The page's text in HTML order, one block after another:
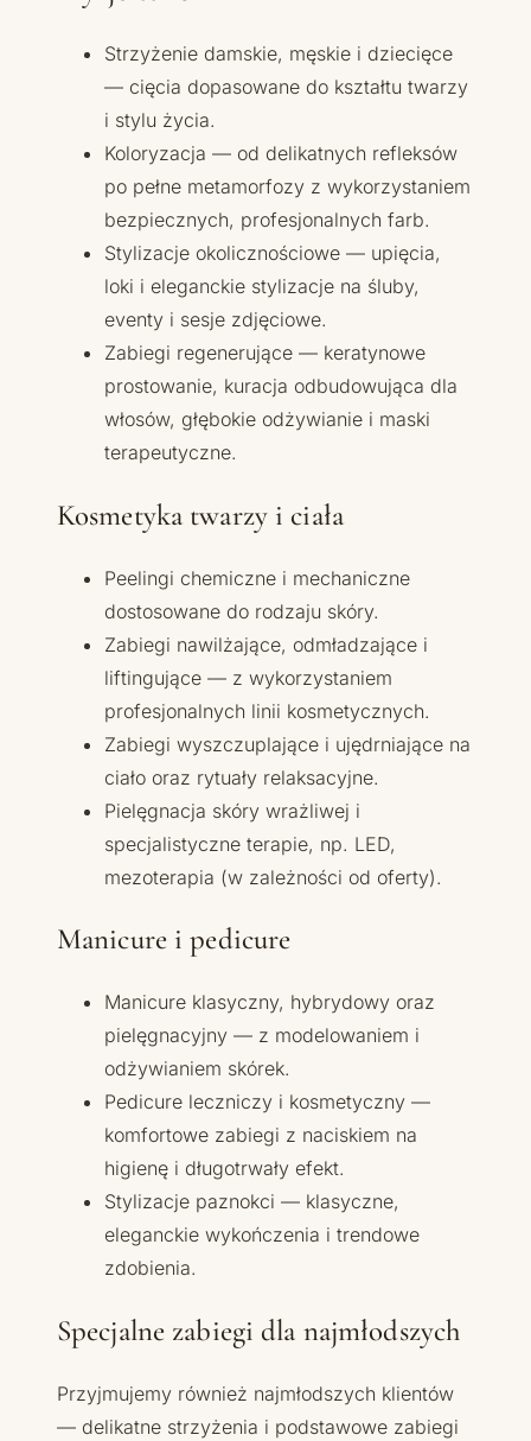
Strzyżenie damskie, męskie i dziecięce
— cięcia dopasowane do kształtu twarzy
i stylu życia.
Koloryzacja — od delikatnych refleksów
po pełne metamorfozy z wykorzystaniem
bezpiecznych, profesjonalnych farb.
Stylizacje okolicznościowe — upięcia,
loki i eleganckie stylizacje na śluby,
eventy i sesje zdjęciowe.
Zabiegi regenerujące — keratynowe
prostowanie, kuracja odbudowująca dla
włosów, głębokie odżywianie i maski
terapeutyczne.
Kosmetyka twarzy i ciała
Peelingi chemiczne i mechaniczne
dostosowane do rodzaju skóry.
Zabiegi nawilżające, odmładzające i
liftingujące — z wykorzystaniem
profesjonalnych linii kosmetycznych.
Zabiegi wyszczuplające i ujędrniające na
ciało oraz rytuały relaksacyjne.
Pielęgnacja skóry wrażliwej i
specjalistyczne terapie, np. LED,
mezoterapia (w zależności od oferty).
Manicure i pedicure
Manicure klasyczny, hybrydowy oraz
pielęgnacyjny — z modelowaniem i
odżywianiem skórek.
Pedicure leczniczy i kosmetyczny —
komfortowe zabiegi z naciskiem na
higienę i długotrwały efekt.
Stylizacje paznokci — klasyczne,
eleganckie wykończenia i trendowe
zdobienia.
Specjalne zabiegi dla najmłodszych
Przyjmujemy również najmłodszych klientów
— delikatne strzyżenia i podstawowe zabiegi